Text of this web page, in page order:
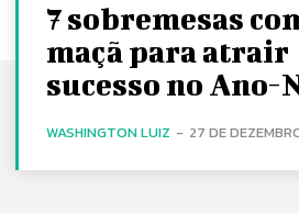
7 sobremesas
maçã para atrair
sucesso no Ano-
WASHINGTON LUIZ - 27 DE